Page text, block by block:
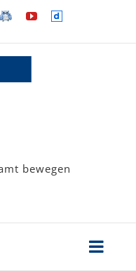
YouTubeDailymotion
bewegen